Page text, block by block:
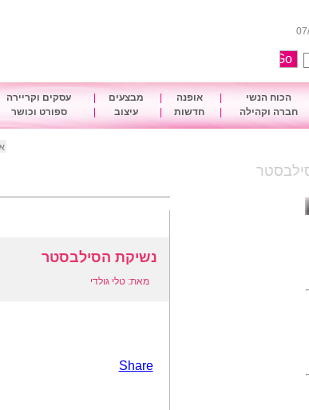
הכוח הנשי אופנה מבצעים עסקים וקריירה
חברה וקהילה חדשות עיצוב ספורט וכושר
נשיקת הסילבסטר
מאת: טלי גולדי
Share